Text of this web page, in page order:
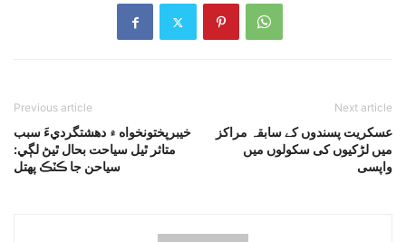
Previous article
خيبرپختونخواه ۾ دهشتگرديءَ سبب
متاثر ٿيل سياحت بحال ٿيڻ لڳي:
سياحن جا ڪٽڪ پهتل
Next article
عسکریت پسندوں کے سابقہ مراکز
میں لڑکیوں کی سکولوں میں
واپسی